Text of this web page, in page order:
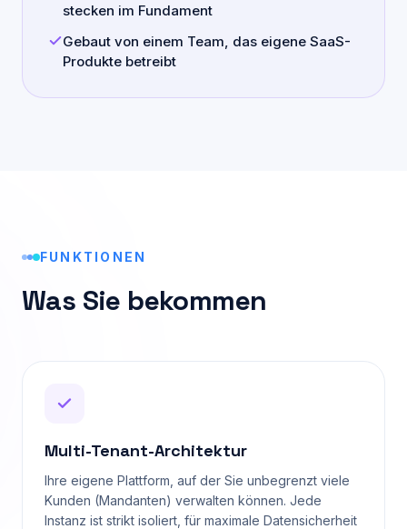
stecken im Fundament
Gebaut von einem Team, das eigene SaaS-
Produkte betreibt
FUNKTIONEN
Was Sie bekommen
Multi-Tenant-Architektur
Ihre eigene Plattform, auf der Sie unbegrenzt viele
Kunden (Mandanten) verwalten können. Jede
Instanz ist strikt isoliert, für maximale Datensicherheit